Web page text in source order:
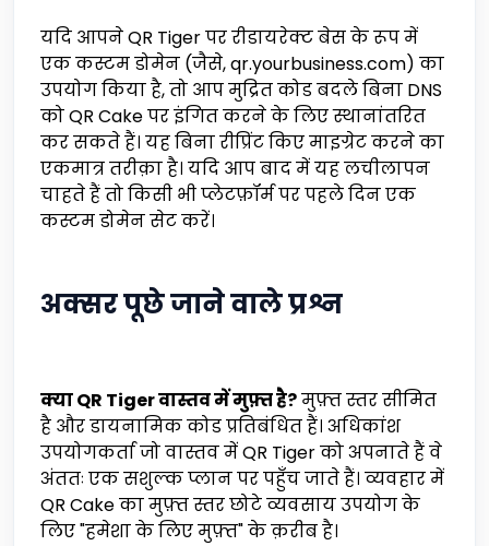
यदि आपने QR Tiger पर रीडायरेक्ट बेस के रूप में
एक कस्टम डोमेन (जैसे, qr.yourbusiness.com) का
उपयोग किया है, तो आप मुद्रित कोड बदले बिना DNS
को QR Cake पर इंगित करने के लिए स्थानांतरित
कर सकते हैं। यह बिना रीप्रिंट किए माइग्रेट करने का
एकमात्र तरीक़ा है। यदि आप बाद में यह लचीलापन
चाहते हैं तो किसी भी प्लेटफ़ॉर्म पर पहले दिन एक
कस्टम डोमेन सेट करें।
अक्सर पूछे जाने वाले प्रश्न
क्या QR Tiger वास्तव में मुफ़्त है?मुफ़्त स्तर सीमित
है और डायनामिक कोड प्रतिबंधित हैं। अधिकांश
उपयोगकर्ता जो वास्तव में QR Tiger को अपनाते हैं वे
अंततः एक सशुल्क प्लान पर पहुँच जाते हैं। व्यवहार में
QR Cake का मुफ़्त स्तर छोटे व्यवसाय उपयोग के
लिए "हमेशा के लिए मुफ़्त" के क़रीब है।